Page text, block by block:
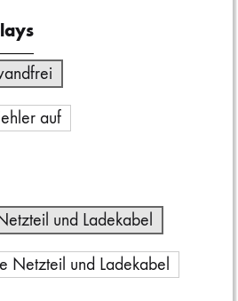
auf
und Ladekabel
Netzteil und Ladekabel